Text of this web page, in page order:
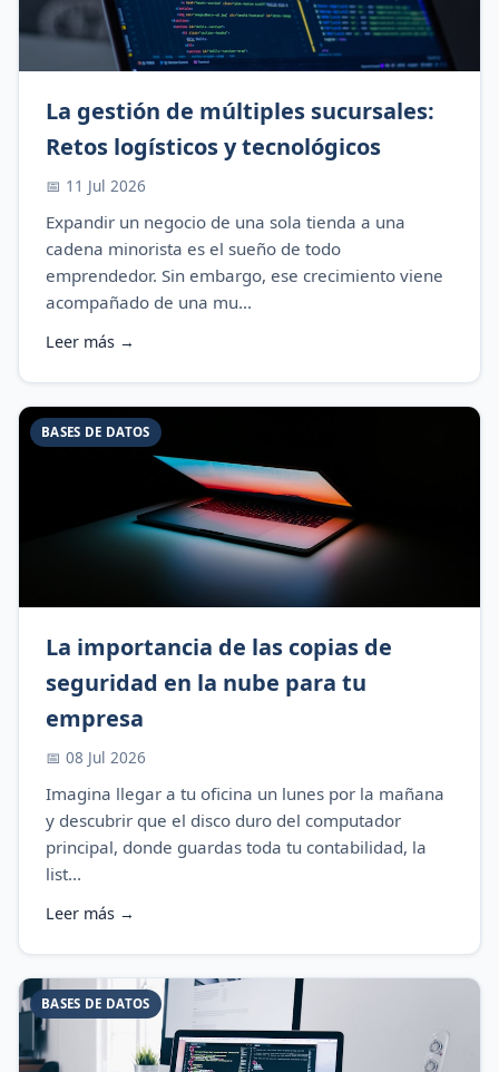
La gestión de múltiples sucursales:
Retos logísticos y tecnológicos
📅 11 Jul 2026
Expandir un negocio de una sola tienda a una
cadena minorista es el sueño de todo
emprendedor. Sin embargo, ese crecimiento viene
acompañado de una mu...
Leer más →
BASES DE DATOS
La importancia de las copias de
seguridad en la nube para tu
empresa
📅 08 Jul 2026
Imagina llegar a tu oficina un lunes por la mañana
y descubrir que el disco duro del computador
principal, donde guardas toda tu contabilidad, la
list...
Leer más →
BASES DE DATOS